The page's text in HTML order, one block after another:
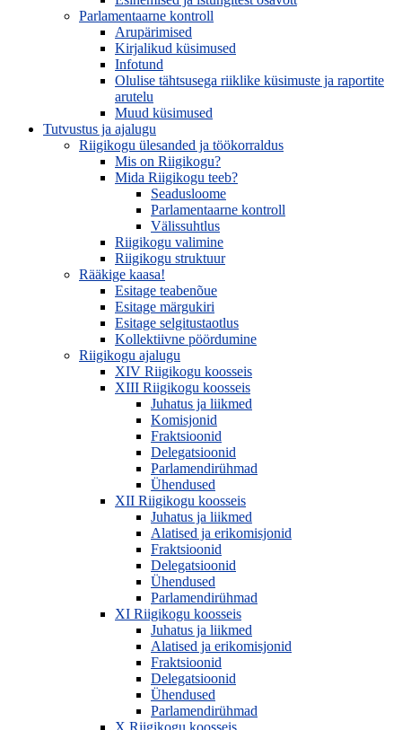
Parlamentaarne kontroll
Arupärimised
Kirjalikud küsimused
Infotund
Olulise tähtsusega riiklike küsimuste ja raportite
arutelu
Muud küsimused
Tutvustus ja ajalugu
Riigikogu ülesanded ja töökorraldus
Mis on Riigikogu?
Mida Riigikogu teeb?
Seadusloome
Parlamentaarne kontroll
Välissuhtlus
Riigikogu valimine
Riigikogu struktuur
Rääkige kaasa!
Esitage teabenõue
Esitage märgukiri
Esitage selgitustaotlus
Kollektiivne pöördumine
Riigikogu ajalugu
XIV Riigikogu koosseis
XIII Riigikogu koosseis
Juhatus ja liikmed
Komisjonid
Fraktsioonid
Delegatsioonid
Parlamendirühmad
Ühendused
XII Riigikogu koosseis
Juhatus ja liikmed
Alatised ja erikomisjonid
Fraktsioonid
Delegatsioonid
Ühendused
Parlamendirühmad
XI Riigikogu koosseis
Juhatus ja liikmed
Alatised ja erikomisjonid
Fraktsioonid
Delegatsioonid
Ühendused
Parlamendirühmad
X Riigikogu koosseis